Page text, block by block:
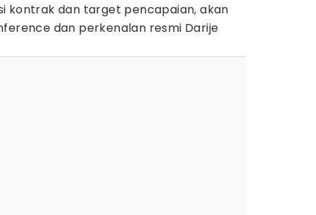
kontrak dan target pencapaian, akan
dan perkenalan resmi Darije